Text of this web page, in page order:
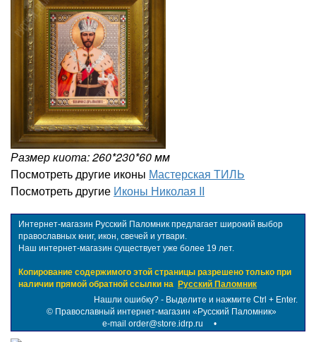
Размер киота: 260*230*60 мм
Посмотреть другие иконы Мастерская ТИЛЬ
Посмотреть другие Иконы Николая II
Интернет-магазин Русский Паломник предлагает широкий выбор
православных книг, икон, свечей и утвари.
Наш интернет-магазин существует уже более 19 лет.
Копирование содержимого этой страницы разрешено только при
наличии прямой обратной ссылки на Русский Паломник
Нашли ошибку? - Выделите и нажмите Ctrl + Enter.
© Православный интернет-магазин «Русский Паломник»
e-mail order@store.idrp.ru •